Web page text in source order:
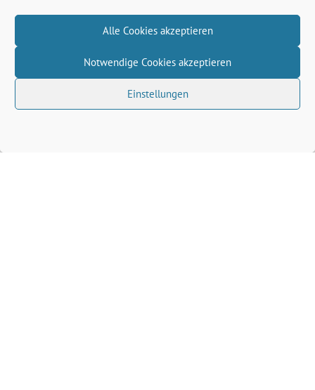
Alle Cookies akzeptieren
Notwendige Cookies akzeptieren
Einstellungen